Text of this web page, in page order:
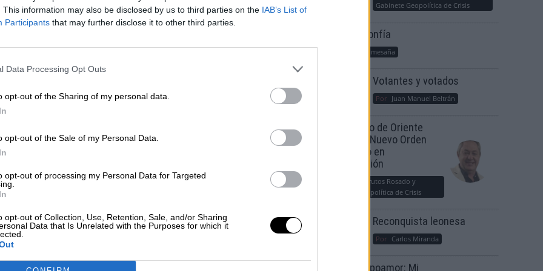
This information may also be disclosed by us to third parties on the IAB’s List of
Participants that may further disclose it to other third parties.
Data Processing Opt Outs
opt-out of the Sharing of my personal data.
opt-out of the Sale of my Personal Data.
opt-out of processing my Personal Data for Targeted
opt-out of Collection, Use, Retention, Sale, and/or Sharing
Data that Is Unrelated with the Purposes for which it
PorÁlvaro Secilla
Más artículos de este autor
Gabinete Geopolítica de Crisis
Suelta y confía
María Comesaña
Votantes y votados
Por Juan Manuel Beltrán
El Conflicto de Oriente
Medio: Un Nuevo Orden
Autoritario en
Construcción
Álvaro Frutos Rosado y
Gabinete Geopolítica de Crisis
Reconquista leonesa
Por Carlos Miranda
Clara Campoamor: Mi